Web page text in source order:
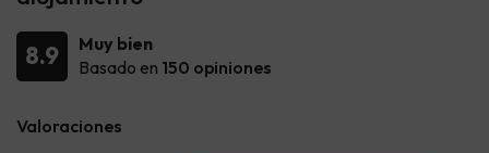
8.9
Muy bien
Basado en 150 opiniones